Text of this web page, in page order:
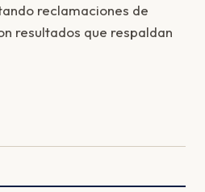
reclamaciones de
resultados que respaldan